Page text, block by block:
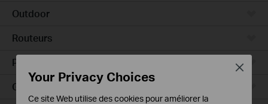
Outdoor
Routeurs
Pont WiFi
GPON
Your Privacy Choices
Ce site Web utilise des cookies pour améliorer la
Close